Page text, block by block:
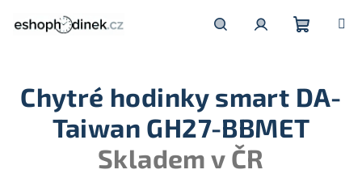
košík
Chytré hodinky smart DA-
Taiwan GH27-BBMET
Skladem v ČR